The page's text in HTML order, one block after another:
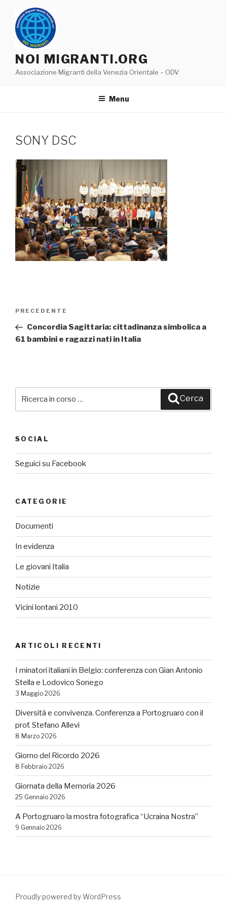
contenuto
NOI MIGRANTI.ORG
Associazione Migranti della Venezia Orientale – ODV
Menu
SONY DSC
Navigazione
Articolo
precedente:
PRECEDENTE
Concordia Sagittaria: cittadinanza simbolica a
61 bambini e ragazzi nati in Italia
Cerca
SOCIAL
Seguici su Facebook
CATEGORIE
Documenti
In evidenza
Le giovani Italia
Notizie
Vicini lontani 2010
ARTICOLI RECENTI
I minatori italiani in Belgio: conferenza con Gian Antonio
Stella e Lodovico Sonego
3 Maggio 2026
Diversità e convivenza. Conferenza a Portogruaro con il
prof. Stefano Allevi
8 Marzo 2026
Giorno del Ricordo 2026
8 Febbraio 2026
Giornata della Memoria 2026
25 Gennaio 2026
A Portogruaro la mostra fotografica “Ucraina Nostra”
9 Gennaio 2026
Proudly powered by WordPress